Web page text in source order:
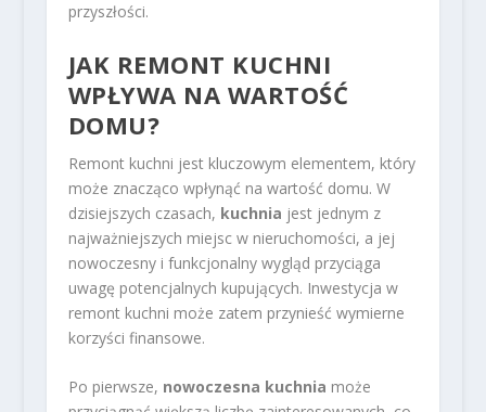
przyszłości.
JAK REMONT KUCHNI
WPŁYWA NA WARTOŚĆ
DOMU?
Remont kuchni jest kluczowym elementem, który
może znacząco wpłynąć na wartość domu. W
dzisiejszych czasach, kuchnia jest jednym z
najważniejszych miejsc w nieruchomości, a jej
nowoczesny i funkcjonalny wygląd przyciąga
uwagę potencjalnych kupujących. Inwestycja w
remont kuchni może zatem przynieść wymierne
korzyści finansowe.
Po pierwsze, nowoczesna kuchnia może